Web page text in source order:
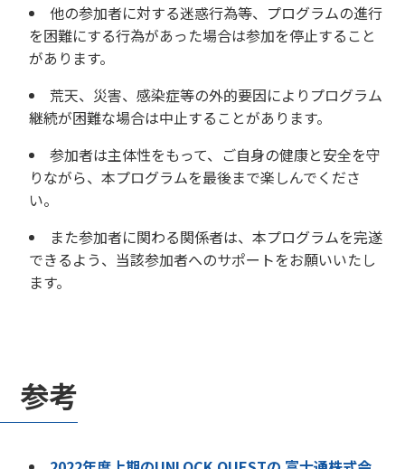
他の参加者に対する迷惑行為等、プログラムの進行
を困難にする行為があった場合は参加を停止すること
があります。
荒天、災害、感染症等の外的要因によりプログラム
継続が困難な場合は中止することがあります。
参加者は主体性をもって、ご自身の健康と安全を守
りながら、本プログラムを最後まで楽しんでくださ
い。
また参加者に関わる関係者は、本プログラムを完遂
できるよう、当該参加者へのサポートをお願いいたし
ます。
参考